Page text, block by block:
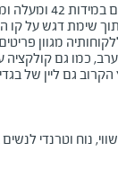
- מציעה אופנה
תוך שימת דגש על
מגוון
ערב, כמו גם
גם ליין של